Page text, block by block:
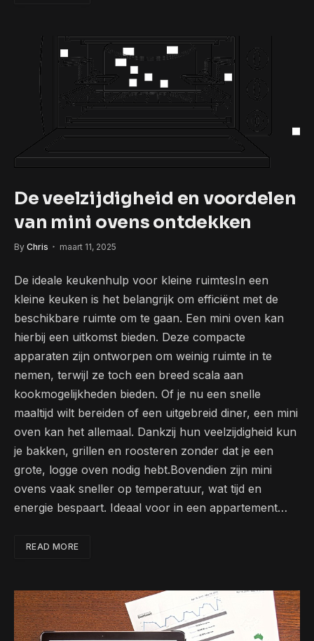
De veelzijdigheid en voordelen
van mini ovens ontdekken
By Chris maart 11, 2025
De ideale keukenhulp voor kleine ruimtesIn een
kleine keuken is het belangrijk om efficiënt met de
beschikbare ruimte om te gaan. Een mini oven kan
hierbij een uitkomst bieden. Deze compacte
apparaten zijn ontworpen om weinig ruimte in te
nemen, terwijl ze toch een breed scala aan
kookmogelijkheden bieden. Of je nu een snelle
maaltijd wilt bereiden of een uitgebreid diner, een mini
oven kan het allemaal. Dankzij hun veelzijdigheid kun
je bakken, grillen en roosteren zonder dat je een
grote, logge oven nodig hebt.Bovendien zijn mini
ovens vaak sneller op temperatuur, wat tijd en
energie bespaart. Ideaal voor in een appartement…
READ MORE